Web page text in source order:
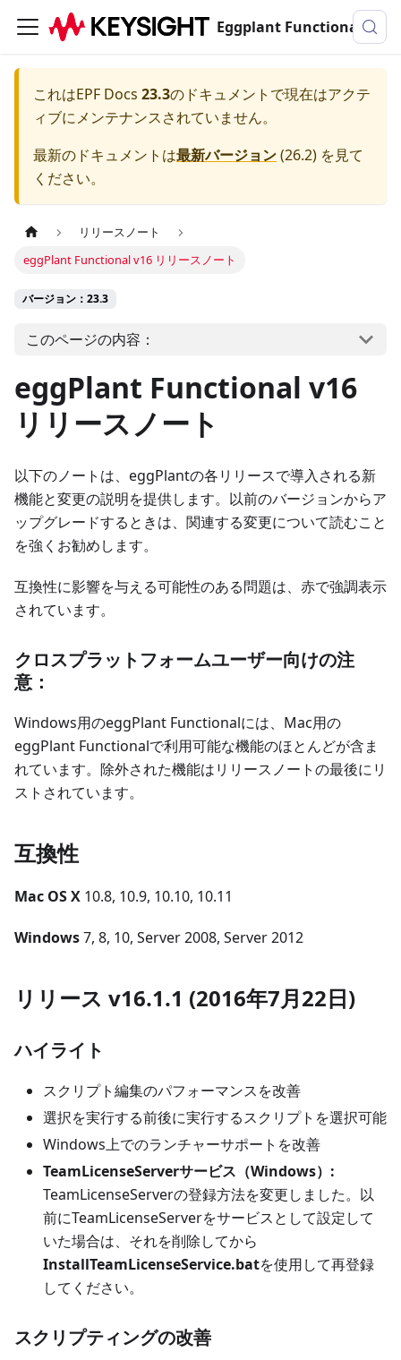
Eggplant Functionalのドキュメンテーション
これはEPF Docs 23.3のドキュメントで現在はアクテ
ィブにメンテナンスされていません。
最新のドキュメントは最新バージョン(26.2) を見て
ください。
リリースノート
eggPlant Functional v16 リリースノート
バージョン：23.3
このページの内容：
eggPlant Functional v16
リリースノート
以下のノートは、eggPlantの各リリースで導入される新
機能と変更の説明を提供します。以前のバージョンからア
ップグレードするときは、関連する変更について読むこと
を強くお勧めします。
互換性に影響を与える可能性のある問題は、赤で強調表示
されています。
クロスプラットフォームユーザー向けの注
意：
Windows用のeggPlant Functionalには、Mac用の
eggPlant Functionalで利用可能な機能のほとんどが含ま
れています。除外された機能はリリースノートの最後にリ
ストされています。
互換性
Mac OS X 10.8, 10.9, 10.10, 10.11
Windows7, 8, 10, Server 2008, Server 2012
リリース v16.1.1 (2016年7月22日)
ハイライト
スクリプト編集のパフォーマンスを改善
選択を実行する前後に実行するスクリプトを選択可能
Windows上でのランチャーサポートを改善
TeamLicenseServerサービス（Windows）:
TeamLicenseServerの登録方法を変更しました。以
前にTeamLicenseServerをサービスとして設定して
いた場合は、それを削除してから
InstallTeamLicenseService.batを使用して再登録
してください。
スクリプティングの改善